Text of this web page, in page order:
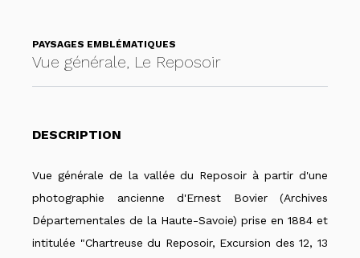
PAYSAGES EMBLÉMATIQUES
Vue générale, Le Reposoir
DESCRIPTION
Vue générale de la vallée du Reposoir à partir d'une
photographie ancienne d'Ernest Bovier (Archives
Départementales de la Haute-Savoie) prise en 1884 et
intitulée "Chartreuse du Reposoir, Excursion des 12, 13